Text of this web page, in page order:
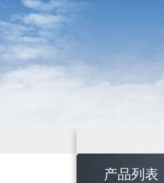
产品列表